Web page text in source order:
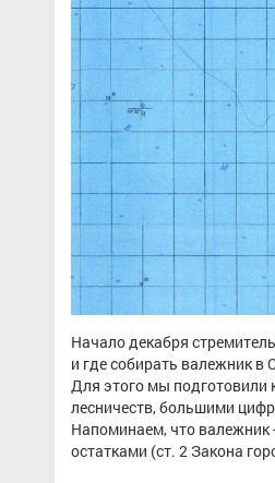
Начало декабря
и где собирать валежник в
Для этого мы подготовили
лесничеств, большими
Напоминаем, что валежник
остатками (ст. 2 Закона